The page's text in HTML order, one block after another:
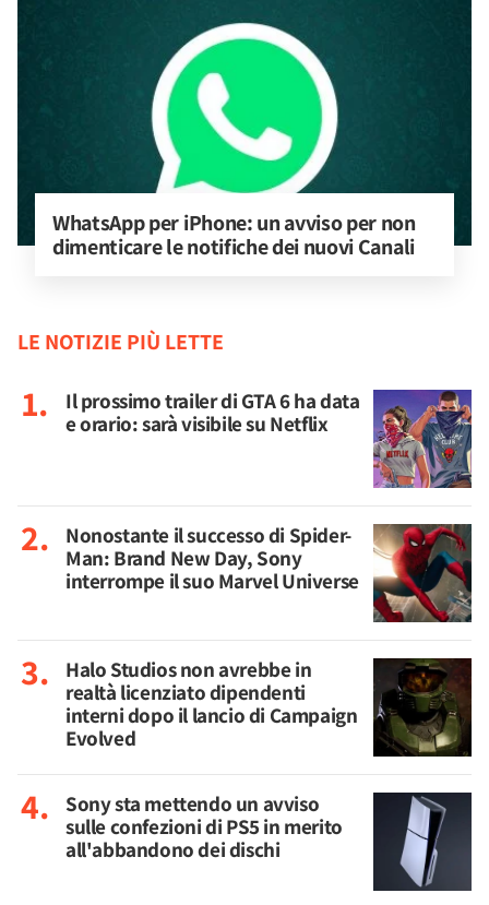
WhatsApp per iPhone: un avviso per non
dimenticare le notifiche dei nuovi Canali
LE NOTIZIE PIÙ LETTE
Il prossimo trailer di GTA 6 ha data
e orario: sarà visibile su Netflix
Nonostante il successo di Spider-
Man: Brand New Day, Sony
interrompe il suo Marvel Universe
Halo Studios non avrebbe in
realtà licenziato dipendenti
interni dopo il lancio di Campaign
Evolved
Sony sta mettendo un avviso
sulle confezioni di PS5 in merito
all'abbandono dei dischi